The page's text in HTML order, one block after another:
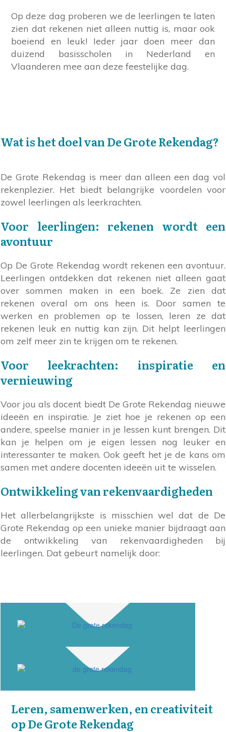
Op deze dag proberen we de leerlingen te laten
zien dat rekenen niet alleen nuttig is, maar ook
boeiend en leuk! Ieder jaar doen meer dan
duizend basisscholen in Nederland en
Vlaanderen mee aan deze feestelijke dag.
Wat is het doel van De Grote Rekendag?
De Grote Rekendag is meer dan alleen een dag vol
rekenplezier. Het biedt belangrijke voordelen voor
zowel leerlingen als leerkrachten.
Voor leerlingen: rekenen wordt een
avontuur
Op De Grote Rekendag wordt rekenen een avontuur.
Leerlingen ontdekken dat rekenen niet alleen gaat
over sommen maken in een boek. Ze zien dat
rekenen overal om ons heen is. Door samen te
werken en problemen op te lossen, leren ze dat
rekenen leuk en nuttig kan zijn. Dit helpt leerlingen
om zelf meer zin te krijgen om te rekenen.
Voor leekrachten: inspiratie en
vernieuwing
Voor jou als docent biedt De Grote Rekendag nieuwe
ideeën en inspiratie. Je ziet hoe je rekenen op een
andere, speelse manier in je lessen kunt brengen. Dit
kan je helpen om je eigen lessen nog leuker en
interessanter te maken. Ook geeft het je de kans om
samen met andere docenten ideeën uit te wisselen.
Ontwikkeling van rekenvaardigheden
Het allerbelangrijkste is misschien wel dat de De
Grote Rekendag op een unieke manier bijdraagt aan
de ontwikkeling van rekenvaardigheden bij
leerlingen. Dat gebeurt namelijk door:
Leren, samenwerken, en creativiteit
op De Grote Rekendag